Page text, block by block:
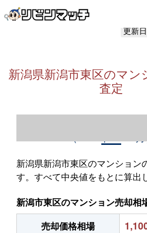
更新日
新潟県新潟市東区のマン
査定
新潟県新潟市東区のマンション
す。すべて中央値をもとに算出
新潟市東区のマンション売却相
売却価格相場